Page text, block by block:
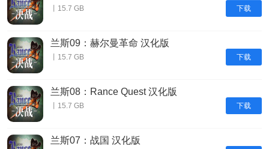
下载
丨15.7 GB
下载
兰斯09：赫尔曼革命 汉化版
丨15.7 GB
下载
兰斯08：Rance Quest 汉化版
丨15.7 GB
兰斯07：战国 汉化版